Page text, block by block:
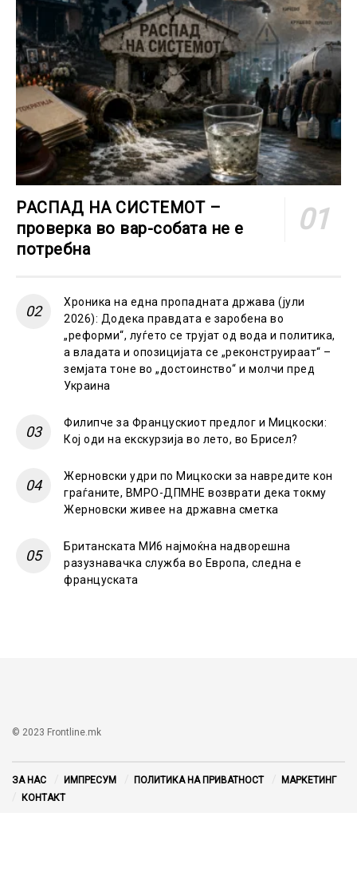
РАСПАД НА СИСТЕМОТ –
проверка во вар-собата не е
потребна
Хроника на една пропадната држава (јули
2026): Додека правдата е заробена во
„реформи“, луѓето се трујат од вода и политика,
а владата и опозицијата се „реконструираат“ –
земјата тоне во „достоинство“ и молчи пред
Украина
Филипче за Францускиот предлог и Мицкоски:
Кој оди на екскурзија во лето, во Брисел?
Жерновски удри по Мицкоски за навредите кон
граѓаните, ВМРО-ДПМНЕ возврати дека токму
Жерновски живее на државна сметка
Британската МИ6 најмоќна надворешна
разузнавачка служба во Европа, следна е
француската
© 2023 Frontline.mk
ЗА НАС ИМПРЕСУМ ПОЛИТИКА НА ПРИВАТНОСТ
МАРКЕТИНГ
КОНТАКТ